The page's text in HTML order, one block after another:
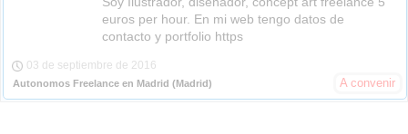
euros per hour. En mi web tengo datos de
contacto y portfolio https
03 de septiembre de 2016
Autonomos Freelance en Madrid (Madrid) A convenir